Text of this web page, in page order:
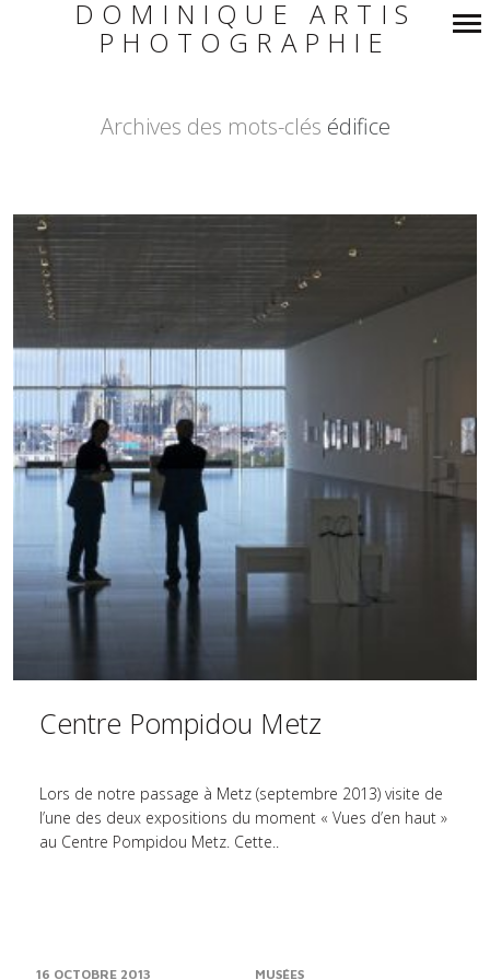
Navigation
DOMINIQUE ARTIS
PHOTOGRAPHIE
Archives des mots-clés édifice
Centre Pompidou Metz
Lors de notre passage à Metz (septembre 2013) visite de
l’une des deux expositions du moment « Vues d’en haut »
au Centre Pompidou Metz. Cette..
16 OCTOBRE 2013 MUSÉES